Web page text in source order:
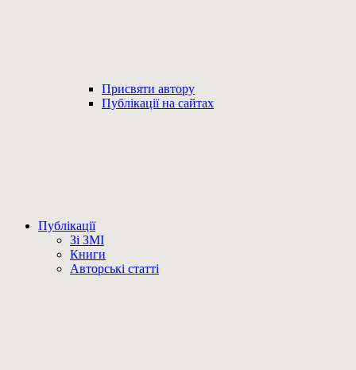
Присвяти автору
Публікації на сайтах
Публікації
Зі ЗМІ
Книги
Авторські статті